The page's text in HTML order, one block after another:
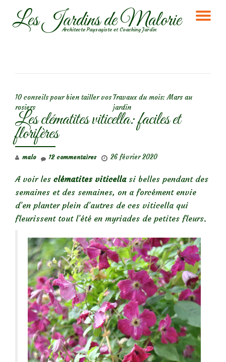
AllerLes Jardins de Malorie
Architecte Paysagiste et Coaching Jardin
10 conseils pour bien tailler vos
rosiers
Travaux du mois: Mars au
jardin
Les clématites viticella: faciles et
florifères
malo 26 février 2020
12 commentaires
A voir les clématites viticellasi belles pendant des
semaines et des semaines, on a forcément envie
d’en planter plein d’autres de ces viticella qui
fleurissent tout l’été en myriades de petites fleurs.